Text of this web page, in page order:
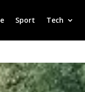
Sport Tech